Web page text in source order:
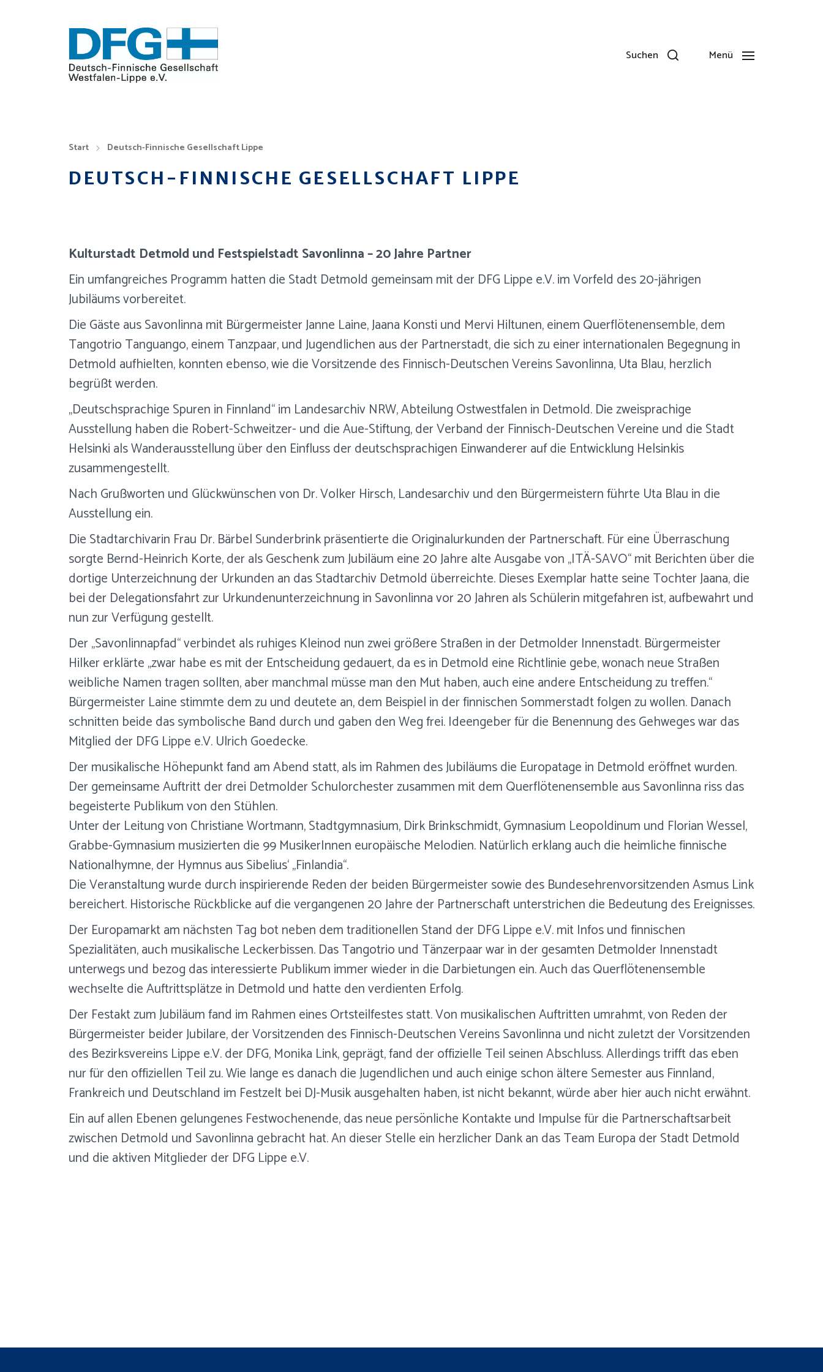
Suchen Menü
Start Deutsch-Finnische Gesellschaft Lippe
DEUTSCH-FINNISCHE GESELLSCHAFT LIPPE
Kulturstadt Detmold und Festspielstadt Savonlinna – 20 Jahre Partner
Ein umfangreiches Programm hatten die Stadt Detmold gemeinsam mit der DFG Lippe e.V. im Vorfeld des 20-jährigen
Jubiläums vorbereitet.
Die Gäste aus Savonlinna mit Bürgermeister Janne Laine, Jaana Konsti und Mervi Hiltunen, einem Querflötenensemble, dem
Tangotrio Tanguango, einem Tanzpaar, und Jugendlichen aus der Partnerstadt, die sich zu einer internationalen Begegnung in
Detmold aufhielten, konnten ebenso, wie die Vorsitzende des Finnisch-Deutschen Vereins Savonlinna, Uta Blau, herzlich
begrüßt werden.
„Deutschsprachige Spuren in Finnland“ im Landesarchiv NRW, Abteilung Ostwestfalen in Detmold. Die zweisprachige
Ausstellung haben die Robert-Schweitzer- und die Aue-Stiftung, der Verband der Finnisch-Deutschen Vereine und die Stadt
Helsinki als Wanderausstellung über den Einfluss der deutschsprachigen Einwanderer auf die Entwicklung Helsinkis
zusammengestellt.
Nach Grußworten und Glückwünschen von Dr. Volker Hirsch, Landesarchiv und den Bürgermeistern führte Uta Blau in die
Ausstellung ein.
Die Stadtarchivarin Frau Dr. Bärbel Sunderbrink präsentierte die Originalurkunden der Partnerschaft. Für eine Überraschung
sorgte Bernd-Heinrich Korte, der als Geschenk zum Jubiläum eine 20 Jahre alte Ausgabe von „ITÄ-SAVO“ mit Berichten über die
dortige Unterzeichnung der Urkunden an das Stadtarchiv Detmold überreichte. Dieses Exemplar hatte seine Tochter Jaana, die
bei der Delegationsfahrt zur Urkundenunterzeichnung in Savonlinna vor 20 Jahren als Schülerin mitgefahren ist, aufbewahrt und
nun zur Verfügung gestellt.
Der „Savonlinnapfad“ verbindet als ruhiges Kleinod nun zwei größere Straßen in der Detmolder Innenstadt. Bürgermeister
Hilker erklärte „zwar habe es mit der Entscheidung gedauert, da es in Detmold eine Richtlinie gebe, wonach neue Straßen
weibliche Namen tragen sollten, aber manchmal müsse man den Mut haben, auch eine andere Entscheidung zu treffen.“
Bürgermeister Laine stimmte dem zu und deutete an, dem Beispiel in der finnischen Sommerstadt folgen zu wollen. Danach
schnitten beide das symbolische Band durch und gaben den Weg frei. Ideengeber für die Benennung des Gehweges war das
Mitglied der DFG Lippe e.V. Ulrich Goedecke.
Der musikalische Höhepunkt fand am Abend statt, als im Rahmen des Jubiläums die Europatage in Detmold eröffnet wurden.
Der gemeinsame Auftritt der drei Detmolder Schulorchester zusammen mit dem Querflötenensemble aus Savonlinna riss das
begeisterte Publikum von den Stühlen.
Unter der Leitung von Christiane Wortmann, Stadtgymnasium, Dirk Brinkschmidt, Gymnasium Leopoldinum und Florian Wessel,
Grabbe-Gymnasium musizierten die 99 MusikerInnen europäische Melodien. Natürlich erklang auch die heimliche finnische
Nationalhymne, der Hymnus aus Sibelius‘ „Finlandia“.
Die Veranstaltung wurde durch inspirierende Reden der beiden Bürgermeister sowie des Bundesehrenvorsitzenden Asmus Link
bereichert. Historische Rückblicke auf die vergangenen 20 Jahre der Partnerschaft unterstrichen die Bedeutung des Ereignisses.
Der Europamarkt am nächsten Tag bot neben dem traditionellen Stand der DFG Lippe e.V. mit Infos und finnischen
Spezialitäten, auch musikalische Leckerbissen. Das Tangotrio und Tänzerpaar war in der gesamten Detmolder Innenstadt
unterwegs und bezog das interessierte Publikum immer wieder in die Darbietungen ein. Auch das Querflötenensemble
wechselte die Auftrittsplätze in Detmold und hatte den verdienten Erfolg.
Der Festakt zum Jubiläum fand im Rahmen eines Ortsteilfestes statt. Von musikalischen Auftritten umrahmt, von Reden der
Bürgermeister beider Jubilare, der Vorsitzenden des Finnisch-Deutschen Vereins Savonlinna und nicht zuletzt der Vorsitzenden
des Bezirksvereins Lippe e.V. der DFG, Monika Link, geprägt, fand der offizielle Teil seinen Abschluss. Allerdings trifft das eben
nur für den offiziellen Teil zu. Wie lange es danach die Jugendlichen und auch einige schon ältere Semester aus Finnland,
Frankreich und Deutschland im Festzelt bei DJ-Musik ausgehalten haben, ist nicht bekannt, würde aber hier auch nicht erwähnt.
Ein auf allen Ebenen gelungenes Festwochenende, das neue persönliche Kontakte und Impulse für die Partnerschaftsarbeit
zwischen Detmold und Savonlinna gebracht hat. An dieser Stelle ein herzlicher Dank an das Team Europa der Stadt Detmold
und die aktiven Mitglieder der DFG Lippe e.V.